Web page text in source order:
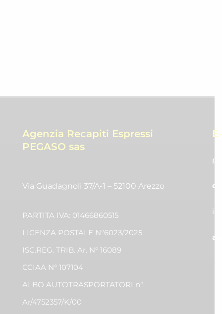
Agenzia Recapiti Espressi
PEGASO sas
Via Guadagnoli 37/A-1 – 52100 Arezzo
PARTITA IVA: 01466860515
LICENZA POSTALE N°6023/2025
ISC.REG. TRIB. Ar. N° 16089
CCIAA N° 107104
ALBO AUTOTRASPORTATORI n°
Ar/4752357/K/00